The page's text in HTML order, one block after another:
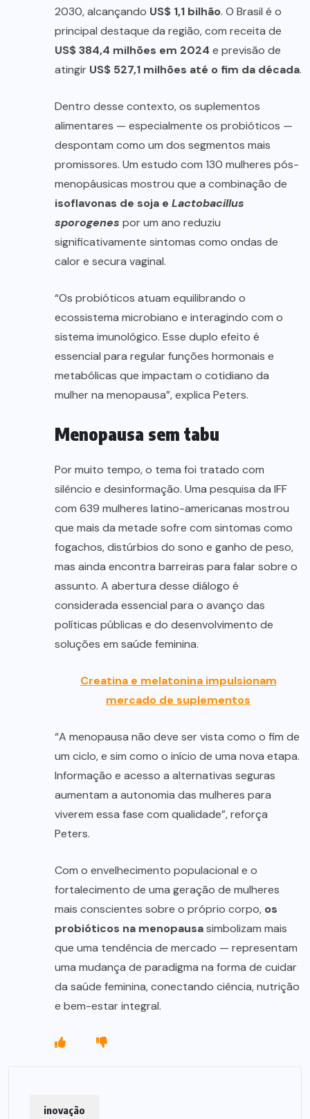
2030, alcançando US$ 1,1 bilhão. O Brasil é o
principal destaque da região, com receita de
US$ 384,4 milhões em 2024 e previsão de
atingir US$ 527,1 milhões até o fim da década.
Dentro desse contexto, os suplementos
alimentares — especialmente os probióticos —
despontam como um dos segmentos mais
promissores. Um estudo com 130 mulheres pós-
menopáusicas mostrou que a combinação de
isoflavonas de soja e Lactobacillus
sporogenes por um ano reduziu
significativamente sintomas como ondas de
calor e secura vaginal.
“Os probióticos atuam equilibrando o
ecossistema microbiano e interagindo com o
sistema imunológico. Esse duplo efeito é
essencial para regular funções hormonais e
metabólicas que impactam o cotidiano da
mulher na menopausa”, explica Peters.
Menopausa sem tabu
Por muito tempo, o tema foi tratado com
silêncio e desinformação. Uma pesquisa da IFF
com 639 mulheres latino-americanas mostrou
que mais da metade sofre com sintomas como
fogachos, distúrbios do sono e ganho de peso,
mas ainda encontra barreiras para falar sobre o
assunto. A abertura desse diálogo é
considerada essencial para o avanço das
políticas públicas e do desenvolvimento de
soluções em saúde feminina.
Creatina e melatonina impulsionam
mercado de suplementos
“A menopausa não deve ser vista como o fim de
um ciclo, e sim como o início de uma nova etapa.
Informação e acesso a alternativas seguras
aumentam a autonomia das mulheres para
viverem essa fase com qualidade”, reforça
Peters.
Com o envelhecimento populacional e o
fortalecimento de uma geração de mulheres
mais conscientes sobre o próprio corpo, os
probióticos na menopausasimbolizam mais
que uma tendência de mercado — representam
uma mudança de paradigma na forma de cuidar
da saúde feminina, conectando ciência, nutrição
e bem-estar integral.
inovação